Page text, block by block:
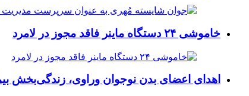
خاموشی ۲۴ دستگاه ماینر فاقد مجوز در لامرد
اهدای اعضای بدن نوجوان وراوی، زندگی‌بخش